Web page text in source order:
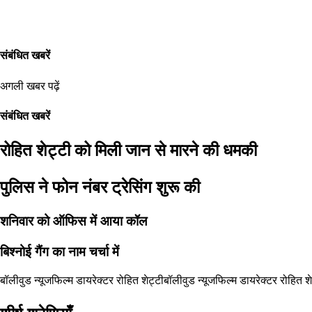
संबंधित खबरें
अगली खबर पढ़ें
संबंधित खबरें
रोहित शेट्टी को मिली जान से मारने की धमकी
पुलिस ने फोन नंबर ट्रेसिंग शुरू की
शनिवार को ऑफिस में आया कॉल
बिश्नोई गैंग का नाम चर्चा में
बॉलीवुड न्यूजफिल्म डायरेक्टर रोहित शेट्टीबॉलीवुड न्यूजफिल्म डायरेक्टर रोहित